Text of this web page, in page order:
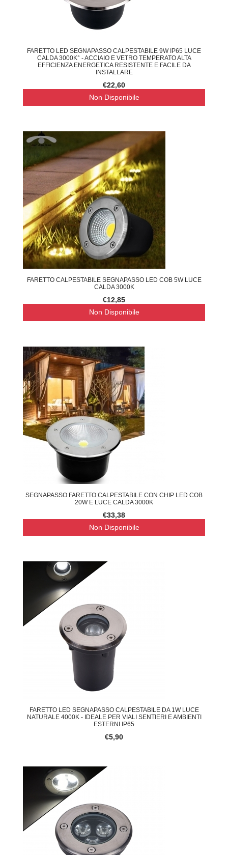
FARETTO LED SEGNAPASSO CALPESTABILE 9W IP65 LUCE
CALDA 3000K° - ACCIAIO E VETRO TEMPERATO ALTA
EFFICIENZA ENERGETICA RESISTENTE E FACILE DA
INSTALLARE
€22,60
Non Disponibile
FARETTO CALPESTABILE SEGNAPASSO LED COB 5W LUCE
CALDA 3000K
€12,85
Non Disponibile
SEGNAPASSO FARETTO CALPESTABILE CON CHIP LED COB
20W E LUCE CALDA 3000K
€33,38
Non Disponibile
FARETTO LED SEGNAPASSO CALPESTABILE DA 1W LUCE
NATURALE 4000K - IDEALE PER VIALI SENTIERI E AMBIENTI
ESTERNI IP65
€5,90